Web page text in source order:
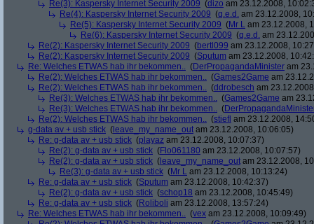
Re(3): Kaspersky Internet Security 2009 (dizo am 23.12.2008,
Re(4): Kaspersky Internet Security 2009 (q.e.d. am 23.12.2008,
Re(5): Kaspersky Internet Security 2009 (Mr L am 23.12.2008,
Re(6): Kaspersky Internet Security 2009 (q.e.d. am
Re(2): Kaspersky Internet Security 2009 (bertl099 am 23.12.2008,
Re(2): Kaspersky Internet Security 2009 (Sputum am 23.12.2008,
Re: Welches ETWAS hab ihr bekommen.. (DerPropagandaMinister am
Re(2): Welches ETWAS hab ihr bekommen.. (Games2Game am
Re(2): Welches ETWAS hab ihr bekommen.. (ddrobesch am
Re(3): Welches ETWAS hab ihr bekommen.. (Games2Game am
Re(3): Welches ETWAS hab ihr bekommen.. (
Re(2): Welches ETWAS hab ihr bekommen.. (stiefl am 23.12.2008,
g-data av + usb stick ( leave_my_name_out am 23.12.2008, 10:06:05)
Re: g-data av + usb stick (playaz am 23.12.2008, 10:07:37)
Re(2): g-data av + usb stick (Flo061180 am 23.12.2008, 10:07:57)
Re(2): g-data av + usb stick ( leave_my_name_out am 23.12.2008,
Re(3): g-data av + usb stick (Mr L am 23.12.2008, 10:13:24)
Re: g-data av + usb stick (Sputum am 23.12.2008, 10:42:37)
Re(2): g-data av + usb stick (schop18 am 23.12.2008, 10:45:49)
Re: g-data av + usb stick (Roliboli am 23.12.2008, 13:57:24)
Re: Welches ETWAS hab ihr bekommen.. (vex am 23.12.2008, 10:09:49)